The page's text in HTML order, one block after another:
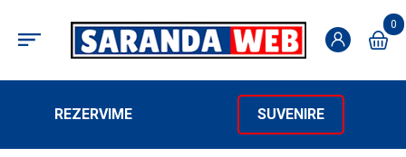
0
REZERVIME SUVENIRE